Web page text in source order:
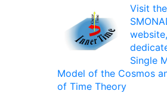
Visit the
website,
Single
Model of the Cosmos
of Time Theory